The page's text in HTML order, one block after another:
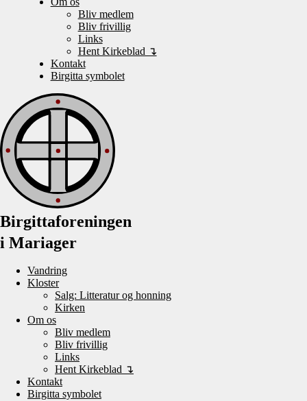
Bliv medlem
Bliv frivillig
Links
Hent Kirkeblad ↴
Kontakt
Birgitta symbolet
Birgittaforeningen
i Mariager
Vandring
Kloster
Salg: Litteratur og honning
Kirken
Om os
Bliv medlem
Bliv frivillig
Links
Hent Kirkeblad ↴
Kontakt
Birgitta symbolet